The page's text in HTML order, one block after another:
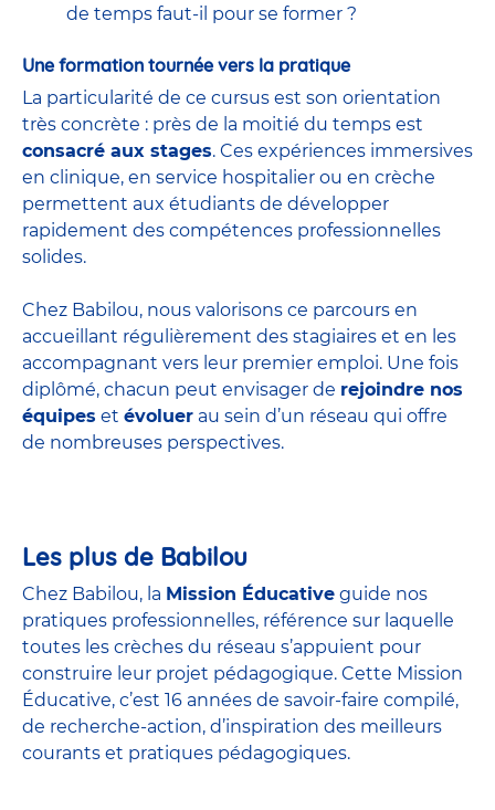
de temps faut-il pour se former ?
Une formation tournée vers la pratique
La particularité de ce cursus est son orientation
très concrète : près de la moitié du temps est
consacré aux stages. Ces expériences immersives
en clinique, en service hospitalier ou en crèche
permettent aux étudiants de développer
rapidement des compétences professionnelles
solides.
Chez Babilou, nous valorisons ce parcours en
accueillant régulièrement des stagiaires et en les
accompagnant vers leur premier emploi. Une fois
diplômé, chacun peut envisager de rejoindre nos
équipes et évoluer au sein d’un réseau qui offre
de nombreuses perspectives.
Les plus de Babilou
Chez Babilou, la Mission Éducative guide nos
pratiques professionnelles, référence sur laquelle
toutes les crèches du réseau s’appuient pour
construire leur projet pédagogique. Cette Mission
Éducative, c’est 16 années de savoir-faire compilé,
de recherche-action, d’inspiration des meilleurs
courants et pratiques pédagogiques.